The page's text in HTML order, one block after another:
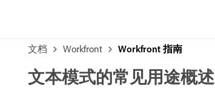
文档 Workfront Workfront 指南
文本模式的常见用途概述